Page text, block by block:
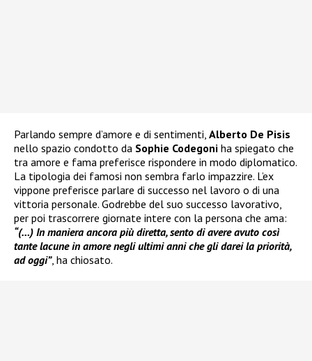
Parlando sempre d’amore e di sentimenti, Alberto De Pisis
nello spazio condotto da Sophie Codegoni ha spiegato che
tra amore e fama preferisce rispondere in modo diplomatico.
La tipologia dei famosi non sembra farlo impazzire. L’ex
vippone preferisce parlare di successo nel lavoro o di una
vittoria personale. Godrebbe del suo successo lavorativo,
per poi trascorrere giornate intere con la persona che ama:
“(…) In maniera ancora più diretta, sento di avere avuto così
tante lacune in amore negli ultimi anni che gli darei la priorità,
ad oggi”, ha chiosato.